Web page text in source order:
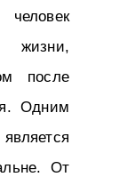
жизни,
после
Одним
От